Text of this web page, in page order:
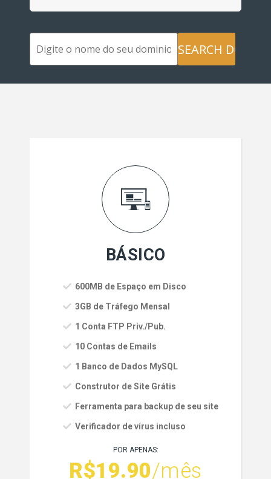
BÁSICO
600MB de Espaço em Disco
3GB de Tráfego Mensal
1 Conta FTP Priv./Pub.
10 Contas de Emails
1 Banco de Dados MySQL
Construtor de Site Grátis
Ferramenta para backup de seu site
Verificador de vírus incluso
POR APENAS:
R$19.90/mês